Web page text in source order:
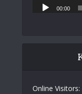
00:00
Online Visitors: